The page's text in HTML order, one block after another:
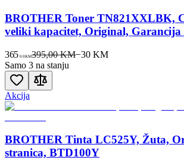
BROTHER Toner TN821XXLBK,
veliki kapacitet, Original, Garancija
365 00KM395,00 KM−30 KM
Samo 3 na stanju
Akcija
BROTHER Tinta LC525Y, Žuta,
stranica, BTD100Y